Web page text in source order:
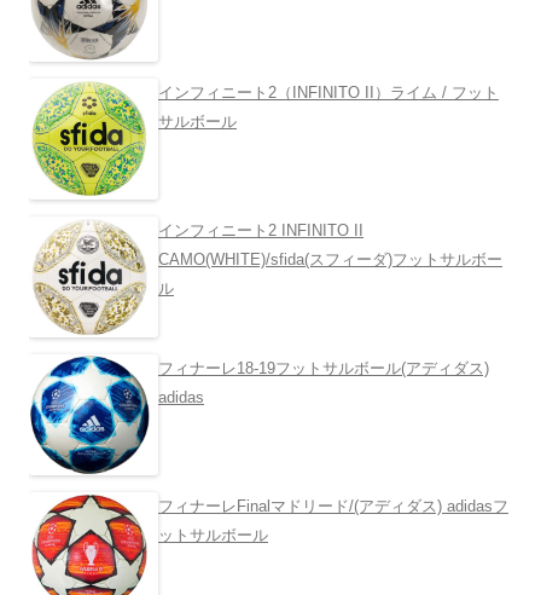
インフィニート2（INFINITO II）ライム / フット
サルボール
インフィニート2 INFINITO II
CAMO(WHITE)/sfida(スフィーダ)フットサルボー
ル
フィナーレ18-19フットサルボール(アディダス)
adidas
フィナーレFinalマドリード/(アディダス) adidasフ
ットサルボール